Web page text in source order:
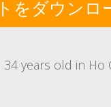
をダウンロ
years old in